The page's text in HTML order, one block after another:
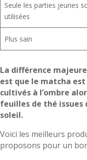
Seule les parties jeunes
utilisées
Plus sain
La différence
est que le matcha
cultivés à l’ombre
feuilles de thé issues
soleil.
Voici les meilleurs
proposons pour un